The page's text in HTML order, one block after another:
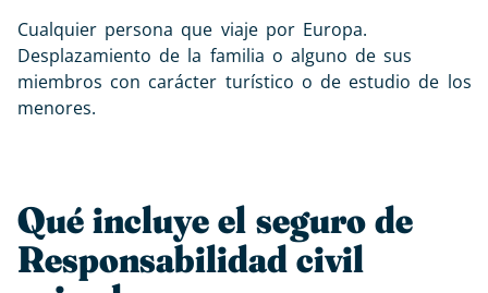
Cualquier persona que viaje por Europa.
Desplazamiento de la familia o alguno de sus
miembros con carácter turístico o de estudio de los
menores.
Qué incluye el seguro de
Responsabilidad civil